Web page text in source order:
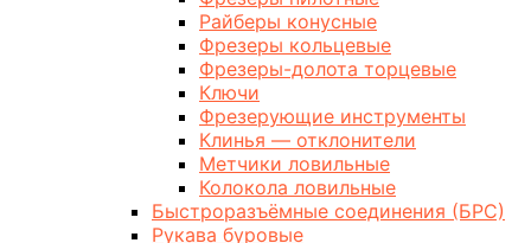
Райберы конусные
Фрезеры кольцевые
Фрезеры-долота торцевые
Ключи
Фрезерующие инструменты
Клинья — отклонители
Метчики ловильные
Колокола ловильные
Быстроразъёмные соединения (БРС)
Рукава буровые